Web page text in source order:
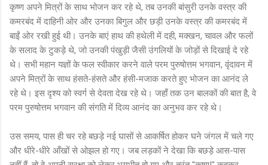
कृष्ण अपने मित्रों के साथ भोजन कर रहे थे, तब उनकी बांसुरी उनके वस्त्र की
कमरबंद में दाहिनी ओर और उनका बिगुल और छड़ी उनके वस्त्र की कमरबंद में
बाईं ओर रखी हुई थी। उनके बाएं हाथ की हथेली में दही, मक्खन, चावल और फलों
के सलाद के टुकड़े थे, जो उनकी पंखुड़ी जैसी उंगलियों के जोड़ों से दिखाई दे रहे
थे। सभी महान यज्ञों के फल स्वीकार करने वाले परम पुरुषोत्तम भगवान, वृंदावन में
अपने मित्रों के साथ हंसते-हंसते और हंसी-मजाक करते हुए भोजन का आनंद ले
रहे थे। इस दृश्य को स्वर्ग से देवता देख रहे थे। जहाँ तक उन बालकों की बात है, वे
परम पुरुषोत्तम भगवान की संगति में दिव्य आनंद का अनुभव कर रहे थे।
उस समय, पास ही चर रहे बछड़े नई घासों से आकर्षित होकर घने जंगल में चले गए
और धीरे-धीरे आँखों से ओझल हो गए। जब लड़कों ने देखा कि बछड़े आस-पास